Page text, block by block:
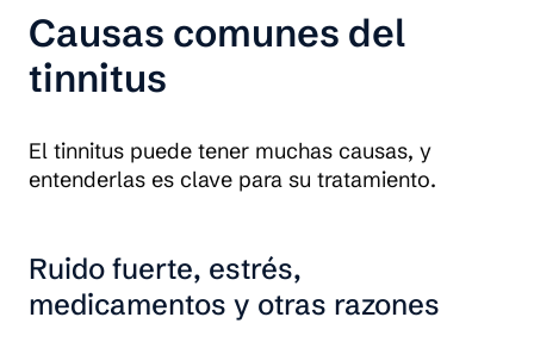
Causas comunes del
tinnitus
El tinnitus puede tener muchas causas, y
entenderlas es clave para su tratamiento.
Ruido fuerte, estrés,
medicamentos y otras razones